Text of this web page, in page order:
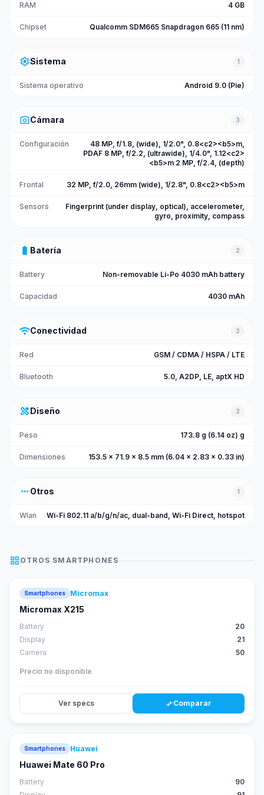
RAM 4 GB
Chipset Qualcomm SDM665 Snapdragon 665 (11 nm)
settingsSistema 1
Sistema operativo Android 9.0 (Pie)
photo_cameraCámara 3
Configuración
48 MP, f/1.8, (wide), 1/2.0", 0.8<c2><b5>m,
PDAF 8 MP, f/2.2, (ultrawide), 1/4.0", 1.12<c2>
<b5>m 2 MP, f/2.4, (depth)
Frontal 32 MP, f/2.0, 26mm (wide), 1/2.8", 0.8<c2><b5>m
Sensors
Fingerprint (under display, optical), accelerometer,
gyro, proximity, compass
battery_full Batería 2
Battery Non-removable Li-Po 4030 mAh battery
Capacidad 4030 mAh
wifiConectividad 2
Red GSM / CDMA / HSPA / LTE
Bluetooth 5.0, A2DP, LE, aptX HD
design_servicesDiseño 2
Peso 173.8 g (6.14 oz) g
Dimensiones 153.5 x 71.9 x 8.5 mm (6.04 x 2.83 x 0.33 in)
more_horiz Otros 1
Wlan Wi-Fi 802.11 a/b/g/n/ac, dual-band, Wi-Fi Direct, hotspot
grid_view OTROS SMARTPHONES
Smartphones Micromax
Micromax X215
Battery
20
Display
21
Camera
50
Precio no disponible
Ver specs compare_arrowsComparar
Smartphones Huawei
Huawei Mate 60 Pro
Battery
90